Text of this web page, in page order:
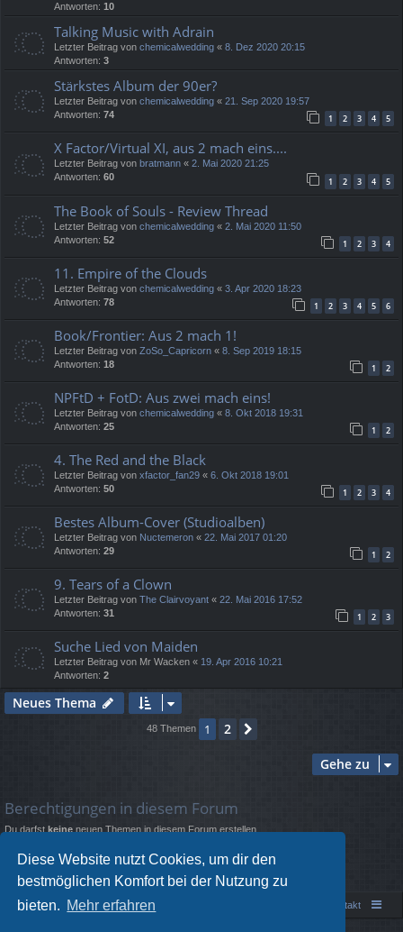
Diese Website nutzt Cookies, um dir den
bestmöglichen Komfort bei der Nutzung zu
bieten. Mehr erfahren
Antworten: 10
Talking Music with Adrain
Letzter Beitrag von chemicalwedding « 8. Dez 2020 20:15
Antworten: 3
Stärkstes Album der 90er?
Letzter Beitrag von chemicalwedding « 21. Sep 2020 19:57
Antworten: 74 1 2 3 4 5
X Factor/Virtual XI, aus 2 mach eins....
Letzter Beitrag von bratmann « 2. Mai 2020 21:25
Antworten: 60 1 2 3 4 5
The Book of Souls - Review Thread
Letzter Beitrag von chemicalwedding « 2. Mai 2020 11:50
Antworten: 52 1 2 3 4
11. Empire of the Clouds
Letzter Beitrag von chemicalwedding « 3. Apr 2020 18:23
Antworten: 78 1 2 3 4 5 6
Book/Frontier: Aus 2 mach 1!
Letzter Beitrag von ZoSo_Capricorn « 8. Sep 2019 18:15
Antworten: 18 1 2
NPFtD + FotD: Aus zwei mach eins!
Letzter Beitrag von chemicalwedding « 8. Okt 2018 19:31
Antworten: 25 1 2
4. The Red and the Black
Letzter Beitrag von xfactor_fan29 « 6. Okt 2018 19:01
Antworten: 50 1 2 3 4
Bestes Album-Cover (Studioalben)
Letzter Beitrag von Nuctemeron « 22. Mai 2017 01:20
Antworten: 29 1 2
9. Tears of a Clown
Letzter Beitrag von The Clairvoyant « 22. Mai 2016 17:52
Antworten: 31 1 2 3
Suche Lied von Maiden
Letzter Beitrag von Mr Wacken « 19. Apr 2016 10:21
Antworten: 2
Neues Thema
48 Themen 1 2
Gehe zu
Berechtigungen in diesem Forum
Du darfst keine neuen Themen in diesem Forum erstellen.
Du darfst deine Beiträge in diesem Forum nicht ändern.
Du darfst deine Beiträge in diesem Forumnichtlöschen.
Du darfstkeine Dateianhänge in diesem Forum erstellen.
Portal Foren-Übersicht Kontakt